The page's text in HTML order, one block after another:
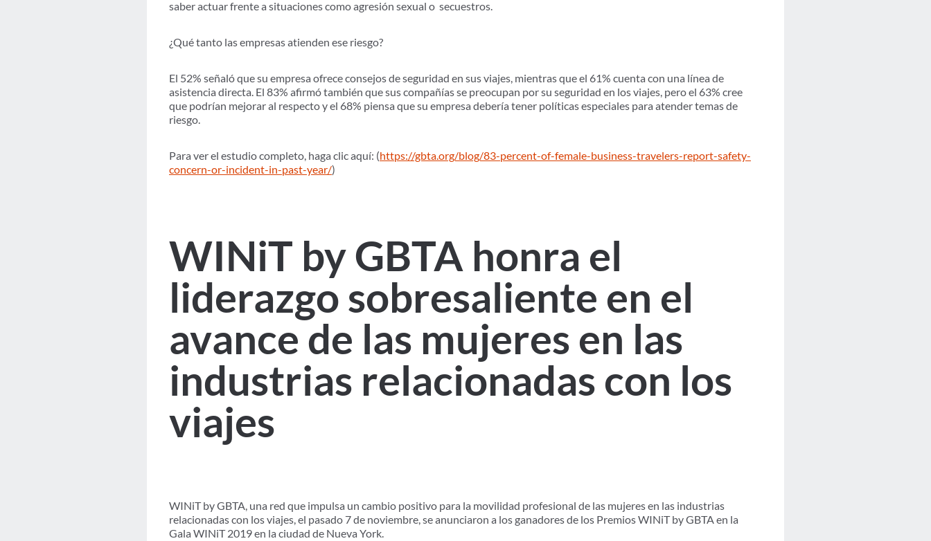
saber actuar frente a situaciones como agresión sexual o secuestros.
¿Qué tanto las empresas atienden ese riesgo?
El 52% señaló que su empresa ofrece consejos de seguridad en sus viajes, mientras que el 61% cuenta con una línea de
asistencia directa. El 83% afirmó también que sus compañías se preocupan por su seguridad en los viajes, pero el 63% cree
que podrían mejorar al respecto y el 68% piensa que su empresa debería tener políticas especiales para atender temas de
riesgo.
Para ver el estudio completo, haga clic aquí: (https://gbta.org/blog/83-percent-of-female-business-travelers-report-safety-
concern-or-incident-in-past-year/)
WINiT by GBTA honra el
liderazgo sobresaliente en el
avance de las mujeres en las
industrias relacionadas con los
viajes
WINiT by GBTA, una red que impulsa un cambio positivo para la movilidad profesional de las mujeres en las industrias
relacionadas con los viajes, el pasado 7 de noviembre, se anunciaron a los ganadores de los Premios WINiT by GBTA en la
Gala WINiT 2019 en la ciudad de Nueva York.